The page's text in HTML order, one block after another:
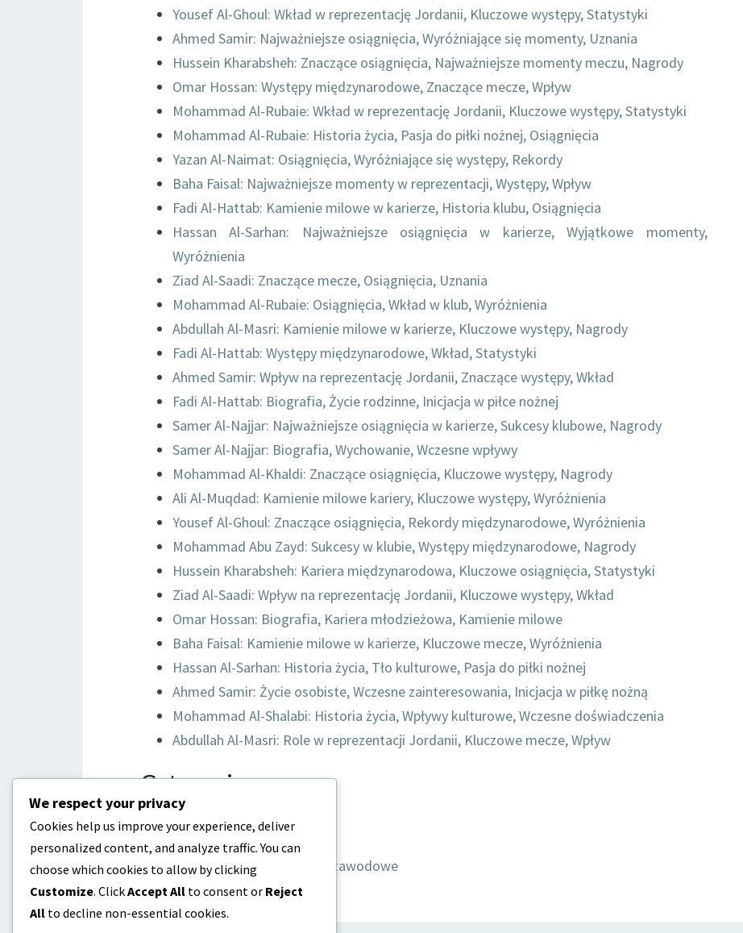
Yousef Al-Ghoul: Wkład w reprezentację Jordanii, Kluczowe występy, Statystyki
Ahmed Samir: Najważniejsze osiągnięcia, Wyróżniające się momenty, Uznania
Hussein Kharabsheh: Znaczące osiągnięcia, Najważniejsze momenty meczu, Nagrody
Omar Hossan: Występy międzynarodowe, Znaczące mecze, Wpływ
Mohammad Al-Rubaie: Wkład w reprezentację Jordanii, Kluczowe występy, Statystyki
Mohammad Al-Rubaie: Historia życia, Pasja do piłki nożnej, Osiągnięcia
Yazan Al-Naimat: Osiągnięcia, Wyróżniające się występy, Rekordy
Baha Faisal: Najważniejsze momenty w reprezentacji, Występy, Wpływ
Fadi Al-Hattab: Kamienie milowe w karierze, Historia klubu, Osiągnięcia
Hassan Al-Sarhan: Najważniejsze osiągnięcia w karierze, Wyjątkowe momenty,
Wyróżnienia
Ziad Al-Saadi: Znaczące mecze, Osiągnięcia, Uznania
Mohammad Al-Rubaie: Osiągnięcia, Wkład w klub, Wyróżnienia
Abdullah Al-Masri: Kamienie milowe w karierze, Kluczowe występy, Nagrody
Fadi Al-Hattab: Występy międzynarodowe, Wkład, Statystyki
Ahmed Samir: Wpływ na reprezentację Jordanii, Znaczące występy, Wkład
Fadi Al-Hattab: Biografia, Życie rodzinne, Inicjacja w piłce nożnej
Samer Al-Najjar: Najważniejsze osiągnięcia w karierze, Sukcesy klubowe, Nagrody
Samer Al-Najjar: Biografia, Wychowanie, Wczesne wpływy
Mohammad Al-Khaldi: Znaczące osiągnięcia, Kluczowe występy, Nagrody
Ali Al-Muqdad: Kamienie milowe kariery, Kluczowe występy, Wyróżnienia
Yousef Al-Ghoul: Znaczące osiągnięcia, Rekordy międzynarodowe, Wyróżnienia
Mohammad Abu Zayd: Sukcesy w klubie, Występy międzynarodowe, Nagrody
Hussein Kharabsheh: Kariera międzynarodowa, Kluczowe osiągnięcia, Statystyki
Ziad Al-Saadi: Wpływ na reprezentację Jordanii, Kluczowe występy, Wkład
Omar Hossan: Biografia, Kariera młodzieżowa, Kamienie milowe
Baha Faisal: Kamienie milowe w karierze, Kluczowe mecze, Wyróżnienia
Hassan Al-Sarhan: Historia życia, Tło kulturowe, Pasja do piłki nożnej
Ahmed Samir: Życie osobiste, Wczesne zainteresowania, Inicjacja w piłkę nożną
Mohammad Al-Shalabi: Historia życia, Wpływy kulturowe, Wczesne doświadczenia
Abdullah Al-Masri: Role w reprezentacji Jordanii, Kluczowe mecze, Wpływ
Categories
Biografie Graczy
Międzynarodowe Wkłady
Najważniejsze osiągnięcia zawodowe
We respect your privacy
Cookies help us improve your experience, deliver
personalized content, and analyze traffic. You can
choose which cookies to allow by clicking
Customize. ClickAccept All to consent or Reject
All to decline non-essential cookies.